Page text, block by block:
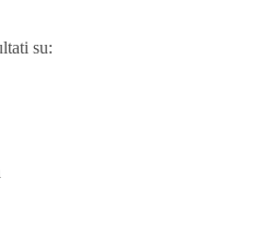
su: